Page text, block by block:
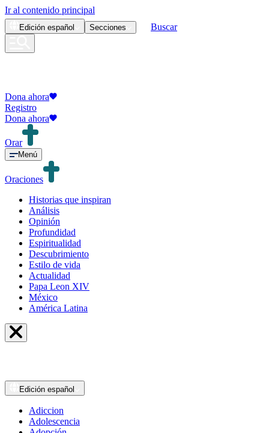
Ir al contenido principal
Edición español Secciones Buscar
Dona ahora
Registro
Dona ahora
Orar
Menú
Oraciones
Historias que inspiran
Análisis
Opinión
Profundidad
Espiritualidad
Descubrimiento
Estilo de vida
Actualidad
Papa Leon XIV
México
América Latina
Edición español
Adiccion
Adolescencia